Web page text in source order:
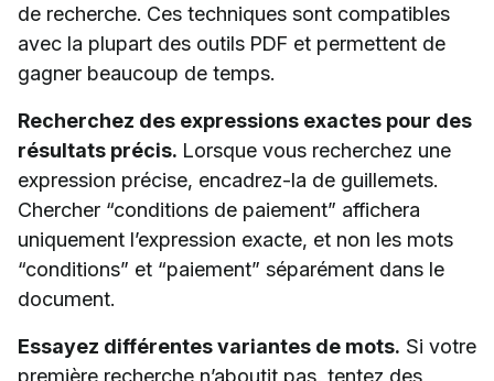
de recherche. Ces techniques sont compatibles
avec la plupart des outils PDF et permettent de
gagner beaucoup de temps.
Recherchez des expressions exactes pour des
résultats précis. Lorsque vous recherchez une
expression précise, encadrez-la de guillemets.
Chercher “conditions de paiement” affichera
uniquement l’expression exacte, et non les mots
“conditions” et “paiement” séparément dans le
document.
Essayez différentes variantes de mots. Si votre
première recherche n’aboutit pas, tentez des